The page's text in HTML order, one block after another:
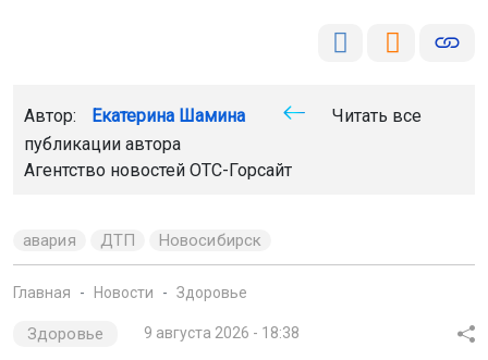
Автор: Екатерина Шамина
Читать все
публикации автора
Агентство новостей ОТС-Горсайт
авария ДТП Новосибирск
Главная Новости Здоровье
Здоровье 9 августа 2026 - 18:38